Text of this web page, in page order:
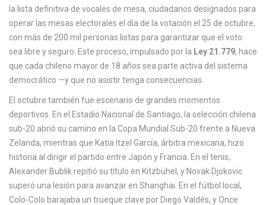
c
a
la lista definitiva de vocales de mesa, ciudadanos designados para
operar las mesas electorales el día de la votación el 25 de octubre,
con más de 200 mil personas listas para garantizar que el voto
sea libre y seguro. Este proceso, impulsado por la Ley 21.779, hace
que cada chileno mayor de 18 años sea parte activa del sistema
democrático —y que no asistir tenga consecuencias.
El octubre también fue escenario de grandes momentos
deportivos. En el Estadio Nacional de Santiago, la selección chilena
sub-20 abrió su camino en la Copa Mundial Sub-20 frente a Nueva
Zelanda, mientras que Katia Itzel García, árbitra mexicana, hizo
historia al dirigir el partido entre Japón y Francia. En el tenis,
Alexander Bublik repitió su título en Kitzbühel, y Novak Djokovic
superó una lesión para avanzar en Shanghai. En el fútbol local,
Colo-Colo barajaba un trueque clave por Diego Valdés, y Once